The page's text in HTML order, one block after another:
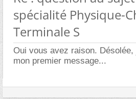
spécialité Physique-
Terminale S
Oui vous avez raison.
mon premier message...